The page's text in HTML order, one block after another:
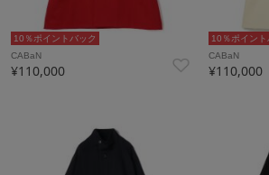
10％ポイントバック
CABaN
¥110,000
10％ポイント
CABaN
¥110,000